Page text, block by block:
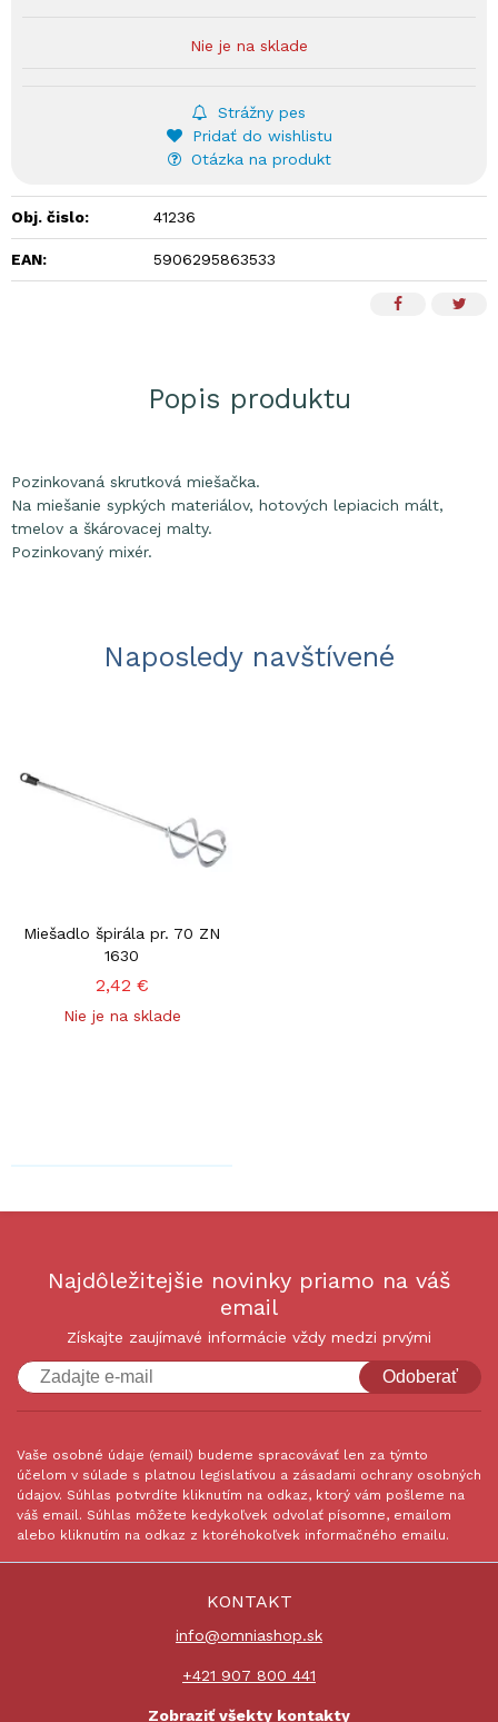
Nie je na sklade
Strážny pes
Pridať do wishlistu
Otázka na produkt
Obj. čislo: 41236
EAN: 5906295863533
Popis produktu
Pozinkovaná skrutková miešačka.
Na miešanie sypkých materiálov, hotových lepiacich mált,
tmelov a škárovacej malty.
Pozinkovaný mixér.
Naposledy navštívené
Miešadlo špirála pr. 70 ZN
1630
2,42 €
Nie je na sklade
Najdôležitejšie novinky priamo na váš
email
Získajte zaujímavé informácie vždy medzi prvými
Odoberať
Vaše osobné údaje (email) budeme spracovávať len za týmto
účelom v súlade s platnou legislatívou a zásadami ochrany osobných
údajov. Súhlas potvrdíte kliknutím na odkaz, ktorý vám pošleme na
váš email. Súhlas môžete kedykoľvek odvolať písomne, emailom
alebo kliknutím na odkaz z ktoréhokoľvek informačného emailu.
KONTAKT
info@omniashop.sk
+421 907 800 441
Zobraziť všekty kontakty